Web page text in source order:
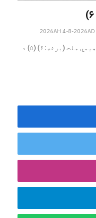
ليکوال: میا نور آغا ابراهيمي ملت (برخه: ۶) (۵) د